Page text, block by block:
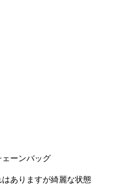
ーンバッグ
ありますが綺麗な状態